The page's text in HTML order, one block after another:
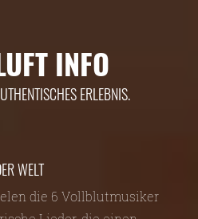
INFO
ERLEBNIS.
WELT
die 6 Vollblutmusiker